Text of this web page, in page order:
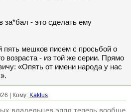
за*бал - это сделать ему
пять мешков писем с просьбой о
возраста - из той же серии. Прямо
«Опять от имени народа у нас
| Кому: Kaktus